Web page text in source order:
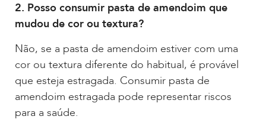
2. Posso consumir pasta de amendoim que
mudou de cor ou textura?
Não, se a pasta de amendoim estiver com uma
cor ou textura diferente do habitual, é provável
que esteja estragada. Consumir pasta de
amendoim estragada pode representar riscos
para a saúde.